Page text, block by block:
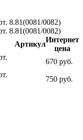
8.81(0081/0082)
8.81(0081/0082)
Артикул
Интернет
цена
670 руб.
750 руб.